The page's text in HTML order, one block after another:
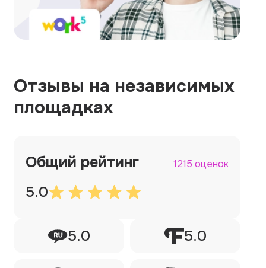
Отзывы на независимых
площадках
Общий рейтинг 1215 оценок
5.0
5.0 5.0